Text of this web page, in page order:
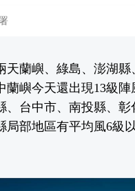
蘭嶼、綠島、澎湖
蘭嶼今天還出現13級
台中市、南投縣、
部地區有平均風6級